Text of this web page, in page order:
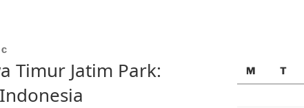
Timur Jatim Park:
M
T